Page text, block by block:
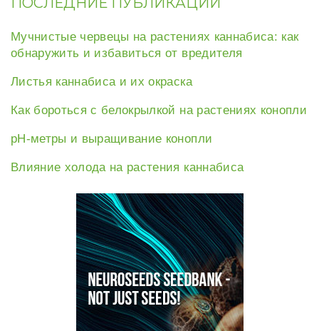
Мучнистые червецы на растениях каннабиса: как
обнаружить и избавиться от вредителя
Листья каннабиса и их окраска
Как бороться с белокрылкой на растениях конопли
рН-метры и выращивание конопли
Влияние холода на растения каннабиса